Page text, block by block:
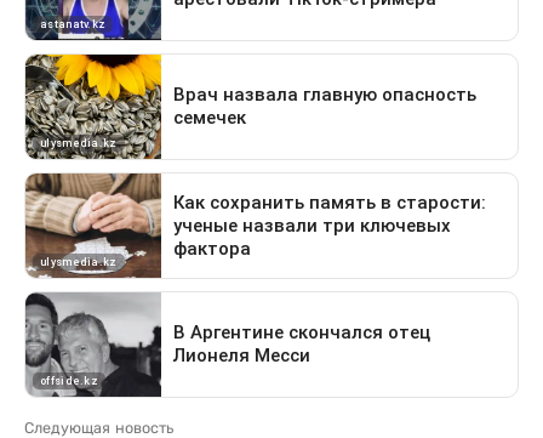
Следующая новость